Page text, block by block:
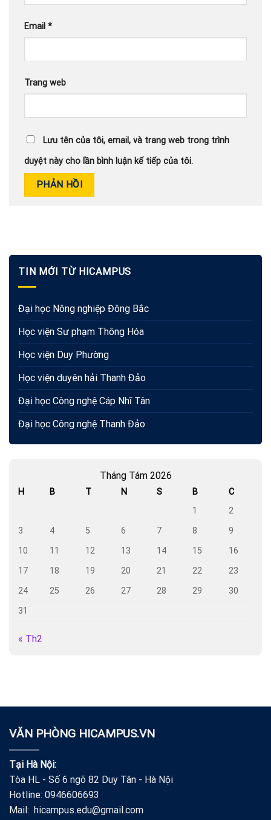
Email *
Trang web
Lưu tên của tôi, email, và trang web trong trình
duyệt này cho lần bình luận kế tiếp của tôi.
TIN MỚI TỪ HICAMPUS
Đại học Nông nghiệp Đông Bắc
Học viện Sư phạm Thông Hóa
Học viện Duy Phường
Học viện duyên hải Thanh Đảo
Đại học Công nghệ Cáp Nhĩ Tân
Đại học Công nghệ Thanh Đảo
Tháng Tám 2026
H B T N S B
C
1
2
3
4 5 6 7 8
9
10
11 12 13 14 15
16
17
18 19 20 21 22
23
24
25 26 27 28 29
30
31
« Th2
VĂN PHÒNG HICAMPUS.VN
Tại Hà Nội:
Tòa HL - Số 6 ngõ 82 Duy Tân - Hà Nội
Hotline: 0946606693
Mail: hicampus.edu@gmail.com